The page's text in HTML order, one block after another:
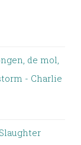
de mol,
- Charlie